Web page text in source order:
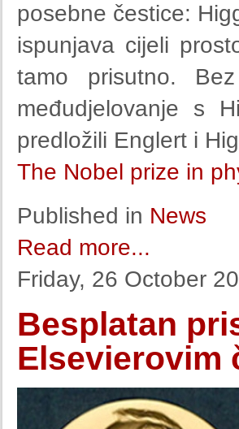
posebne čestice:
ispunjava cijeli
tamo prisutno.
međudjelovanje s
predložili Englert i
The Nobel prize in
Published in News
Read more...
Friday, 26 October
Besplatan
Elsevierovim